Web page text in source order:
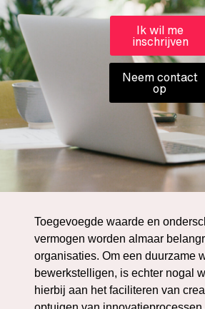
Ik wil me
inschrijven
Neem contact
op
Toegevoegde waarde en
vermogen worden almaar
organisaties. Om een duurzame
bewerkstelligen, is echter nogal
hierbij aan het faciliteren van